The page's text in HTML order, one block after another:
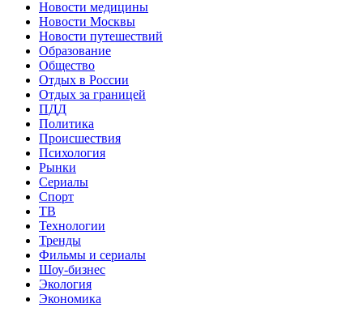
Новости медицины
Новости Москвы
Новости путешествий
Образование
Общество
Отдых в России
Отдых за границей
ПДД
Политика
Происшествия
Психология
Рынки
Сериалы
Спорт
ТВ
Технологии
Тренды
Фильмы и сериалы
Шоу-бизнес
Экология
Экономика